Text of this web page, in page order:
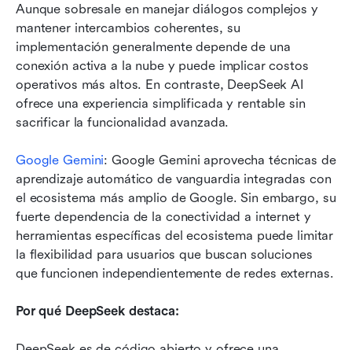
Aunque sobresale en manejar diálogos complejos y
mantener intercambios coherentes, su
implementación generalmente depende de una
conexión activa a la nube y puede implicar costos
operativos más altos. En contraste, DeepSeek AI
ofrece una experiencia simplificada y rentable sin
sacrificar la funcionalidad avanzada.
Google Gemini: Google Gemini aprovecha técnicas de
aprendizaje automático de vanguardia integradas con
el ecosistema más amplio de Google. Sin embargo, su
fuerte dependencia de la conectividad a internet y
herramientas específicas del ecosistema puede limitar
la flexibilidad para usuarios que buscan soluciones
que funcionen independientemente de redes externas.
Por qué DeepSeek destaca: